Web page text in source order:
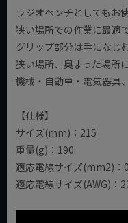
ラジオペンチとしてもお
狭い場所での作業に最適で
グリップ部分は手になじ
狭い場所、奥まった場所
機械・自動車・電気器具
【仕様】
サイズ(mm)：215
重量(g)：190
適応電線サイズ(mm2)：
適応電線サイズ(AWG)